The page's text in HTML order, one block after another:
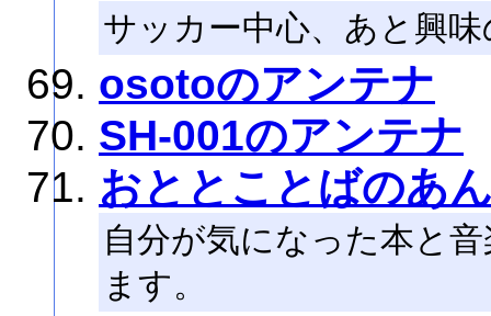
サッカー中心、あと興
osotoのアンテナ
SH-001のアンテナ
おととことばのあ
自分が気になった本と
ます。